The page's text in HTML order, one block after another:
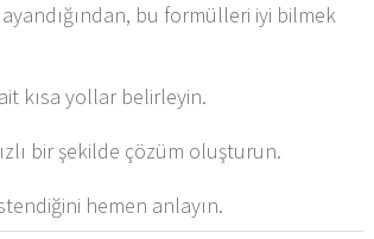
bu formülleri iyi bilmek
kısa yollar belirleyin.
bir şekilde çözüm oluşturun.
hemen anlayın.